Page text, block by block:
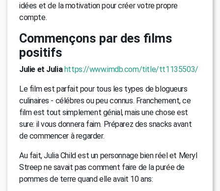
idées et de la motivation pour créer votre propre
compte.
Commençons par des films
positifs
Julie et Juliahttps://www.imdb.com/title/tt1135503/
Le film est parfait pour tous les types de blogueurs
culinaires - célébres ou peu connus. Franchement, ce
film est tout simplement génial, mais une chose est
sure: il vous donnera faim. Préparez des snacks avant
de commencer à regarder.
Au fait, Julia Child est un personnage bien réel et Meryl
Streep ne savait pas comment faire de la purée de
pommes de terre quand elle avait 10 ans: